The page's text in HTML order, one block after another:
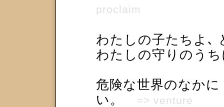
proclaim
わたしの子たちよ､
わたしの守りのう
危険な世界のなか
い。
=> venture